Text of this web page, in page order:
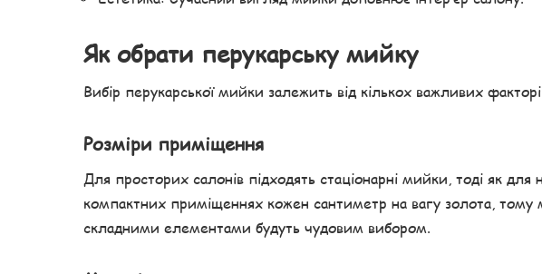
Як обрати перукарську мийку
Вибір перукарської мийки залежить від кількох важливих
Розміри приміщення
Для просторих салонів підходять стаціонарні мийки, тоді як
компактних приміщеннях кожен сантиметр на вагу золота, тому
складними елементами будуть чудовим вибором.